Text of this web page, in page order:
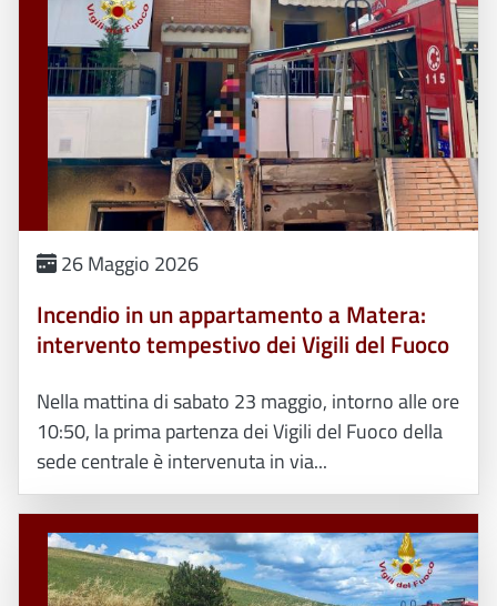
26 Maggio 2026
Incendio in un appartamento a Matera:
intervento tempestivo dei Vigili del Fuoco
Nella mattina di sabato 23 maggio, intorno alle ore
10:50, la prima partenza dei Vigili del Fuoco della
sede centrale è intervenuta in via...